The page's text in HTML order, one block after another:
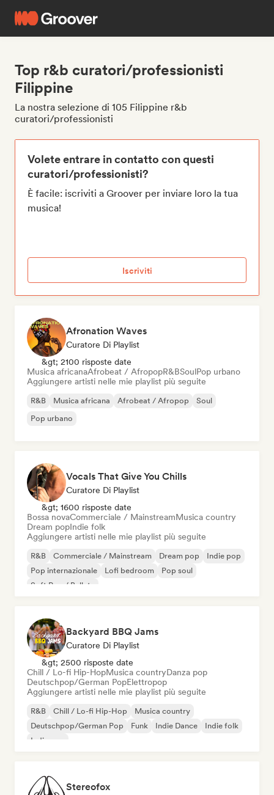
Top r&b curatori/professionisti
Filippine
La nostra selezione di 105 Filippine r&b
curatori/professionisti
Volete entrare in contatto con questi
curatori/professionisti?
È facile: iscriviti a Groover per inviare loro la tua
musica!
Iscriviti
Afronation Waves
Curatore Di Playlist
&gt; 2100 risposte date
Musica africanaAfrobeat / AfropopR&BSoulPop urbano
Aggiungere artisti nelle mie playlist più seguite
R&B Musica africana Afrobeat / Afropop
Soul
Pop urbano
Vocals That Give You Chills
Curatore Di Playlist
&gt; 1600 risposte date
Bossa novaCommerciale / MainstreamMusica country
Dream popIndie folk
Aggiungere artisti nelle mie playlist più seguite
R&B Commerciale / Mainstream Dream pop
Indie pop
Pop internazionale
Lofi bedroom
Pop soul
Soft Pop / Ballata
Backyard BBQ Jams
Curatore Di Playlist
&gt; 2500 risposte date
Chill / Lo-fi Hip-HopMusica countryDanza pop
Deutschpop/German PopElettropop
Aggiungere artisti nelle mie playlist più seguite
R&B Chill / Lo-fi Hip-Hop
Musica country
Deutschpop/German Pop
Funk Indie Dance
Indie folk
Indie pop
Stereofox